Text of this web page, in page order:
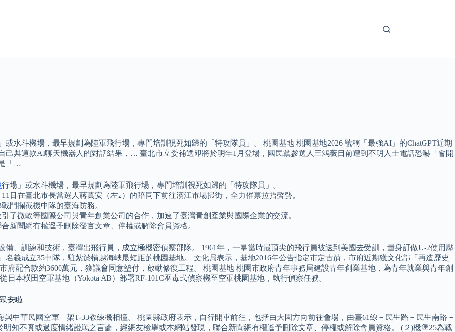
水斗機場，最早規劃為陸軍飛行場，專門培訓視死如歸的「特攻隊員」。 桃園基地 桃園基地2026 號稱「最強AI」的ChatGPT近期
己與這款AI聊天機器人的對話結果，… 臺北市立委補選即將於明年1月登場，國民黨參選人王鴻薇日前遭到不明人士電話恐嚇「會開
「…
行場」或水斗機場，最早規劃為陸軍飛行場，專門培訓視死如歸的「特攻隊員」。
日在臺北市長當選人蔣萬安（左2）的陪同下前往濱江市場掃街，全力催票拉抬聲勢。
鬥攔截機中隊的臺海防務。
了微軟等國際公司與青年創業公司的合作，加速了臺灣青創產業與國際企業的交流。
新聞網有權逕予刪除發言文章、停權或解除會員資格。
備、訓練和技術，臺灣出飛行員，成立極機密偵察部隊。 1961年，一羣當時最頂尖的飛行員被送到美國去受訓，量身訂做U-2使用壓
義成立35中隊，駐紮於橫越海峽最短距的桃園基地。 文化局表示，基地2016年公告指定市定古蹟，市府近期獲文化部「再造歷史
府配合款約3600萬元，獲議會同意墊付，啟動修復工程。 桃園基地 桃園市政府青年事務局建設青年創業基地，為青年就業與青年創
本橫田空軍基地（Yokota AB）部署RF-101C巫毒式偵察機至空軍桃園基地，執行偵察任務。
安啦
與中華民國空軍一架T-33教練機相撞。 桃園縣政府表示，自行開車前往，包括由大園方向前往會場，由臺61線－民生路－民生南路－
知不實或過度情緒謾罵之言論，經網友檢舉或本網站發現，聯合新聞網有權逕予刪除文章、停權或解除會員資格。 (２)機堡25為戰